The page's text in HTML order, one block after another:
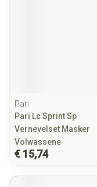
Pari
Pari Lc Sprint Sp
Vernevelset Masker
Volwassene
€ 15,74